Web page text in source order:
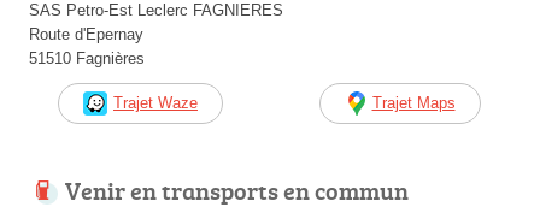
SAS Petro-Est Leclerc FAGNIERES
Route d'Epernay
51510 Fagnières
Trajet Waze Trajet Maps
Venir en transports en commun